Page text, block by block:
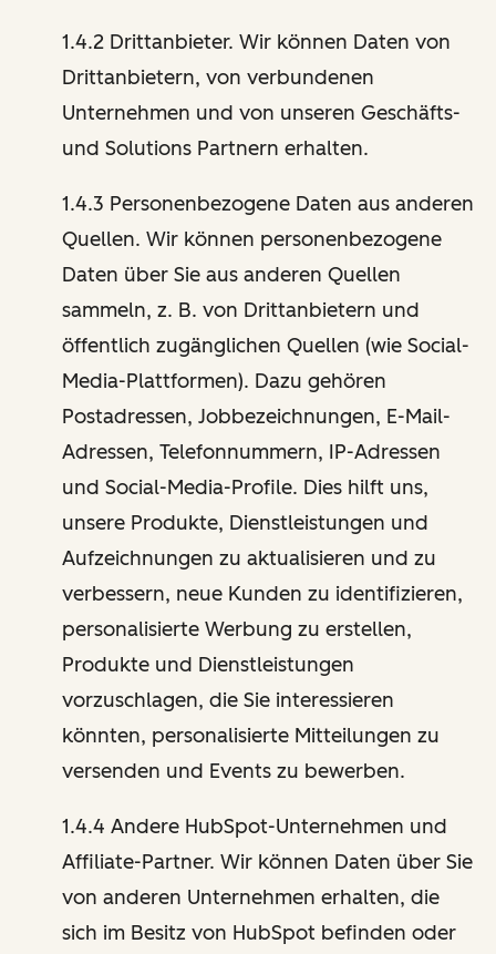
1.4.2 Drittanbieter. Wir können Daten von
Drittanbietern, von verbundenen
Unternehmen und von unseren Geschäfts-
und Solutions Partnern erhalten.
1.4.3 Personenbezogene Daten aus anderen
Quellen. Wir können personenbezogene
Daten über Sie aus anderen Quellen
sammeln, z. B. von Drittanbietern und
öffentlich zugänglichen Quellen (wie Social-
Media-Plattformen). Dazu gehören
Postadressen, Jobbezeichnungen, E-Mail-
Adressen, Telefonnummern, IP-Adressen
und Social-Media-Profile. Dies hilft uns,
unsere Produkte, Dienstleistungen und
Aufzeichnungen zu aktualisieren und zu
verbessern, neue Kunden zu identifizieren,
personalisierte Werbung zu erstellen,
Produkte und Dienstleistungen
vorzuschlagen, die Sie interessieren
könnten, personalisierte Mitteilungen zu
versenden und Events zu bewerben.
1.4.4 Andere HubSpot-Unternehmen und
Affiliate-Partner. Wir können Daten über Sie
von anderen Unternehmen erhalten, die
sich im Besitz von HubSpot befinden oder